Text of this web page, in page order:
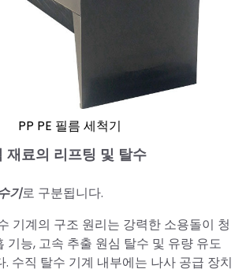
PP PE 필름 세척기
재료의 리프팅 및 탈수
기로 구분됩니다.
기계의 구조 원리는 강력한 소용돌이 청
기능, 고속 추출 원심 탈수 및 유량 유도
. 수직 탈수 기계 내부에는 나사 공급 장치